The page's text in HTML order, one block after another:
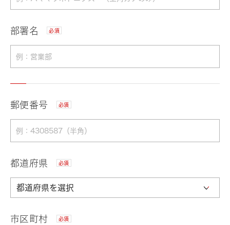
部署名 必須
郵便番号 必須
都道府県 必須
市区町村 必須